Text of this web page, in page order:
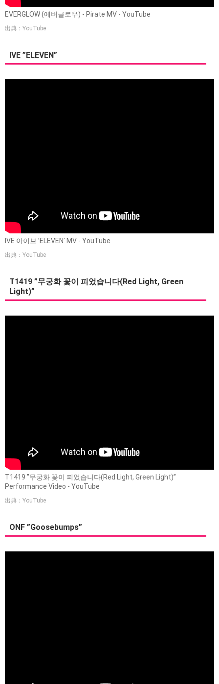
EVERGLOW (에버글로우) - Pirate MV - YouTube
出典：YouTube
IVE ”ELEVEN”
IVE 아이브 ’ELEVEN’ MV - YouTube
出典：YouTube
T1419 ”무궁화 꽃이 피었습니다(Red Light, Green
Light)”
T1419 ”무궁화 꽃이 피었습니다(Red Light, Green Light)”
Performance Video - YouTube
出典：YouTube
ONF ”Goosebumps”